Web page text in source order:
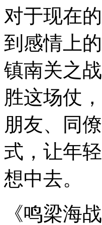
对于现在
到感情上
镇南关之
胜这场仗
朋友、同
式，让年
想中去。
《鸣梁海